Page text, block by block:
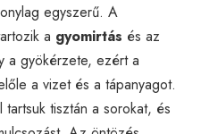
egyszerű. A
a gyomirtás és az
a gyökérzete, ezért a
a vizet és a tápanyagot.
tisztán a sorokat, és